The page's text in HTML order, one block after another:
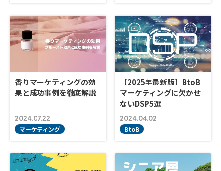
香りマーケティングの効
果と成功事例を徹底解説
2024.07.22
マーケティング
【2025年最新版】BtoB
マーケティングに欠かせ
ないDSP5選
2024.04.02
BtoB